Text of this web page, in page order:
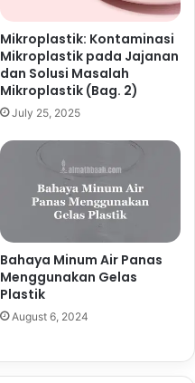
Mikroplastik: Kontaminasi
Mikroplastik pada Jajanan
dan Solusi Masalah
Mikroplastik (Bag. 2)
July 25, 2025
Bahaya Minum Air Panas
Menggunakan Gelas
Plastik
August 6, 2024